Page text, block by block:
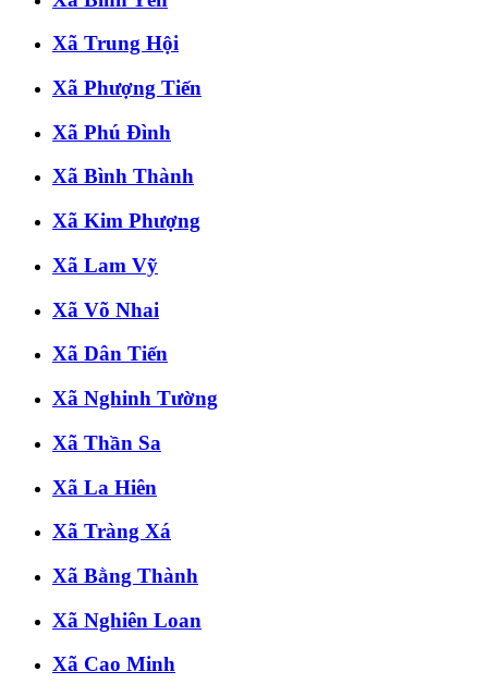
Xã Trung Hội
Xã Phượng Tiến
Xã Phú Đình
Xã Bình Thành
Xã Kim Phượng
Xã Lam Vỹ
Xã Võ Nhai
Xã Dân Tiến
Xã Nghinh Tường
Xã Thần Sa
Xã La Hiên
Xã Tràng Xá
Xã Bằng Thành
Xã Nghiên Loan
Xã Cao Minh